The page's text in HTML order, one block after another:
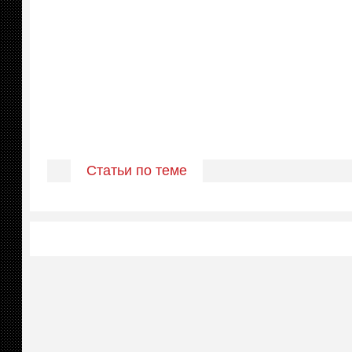
Статьи по теме